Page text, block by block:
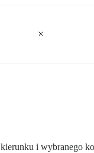
i wybranego